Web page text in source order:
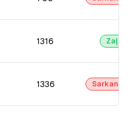
1316 Zaļā
1336 Sarkanā